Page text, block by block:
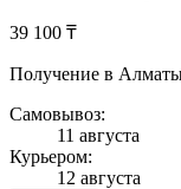
39 100 ₸
Получение в
Самовывоз:
11 августа
Курьером:
12 августа